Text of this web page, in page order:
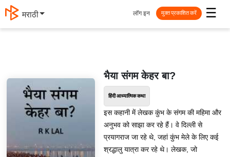
मराठी ☰
लॉग इन मुक्त प्रकाशित करें
भैया संगम केहर बा?
हिंदी आध्यात्मिक कथा
इस कहानी में लेखक कुंभ के संगम की महिमा और
अनुभव को साझा कर रहे हैं। वे दिल्ली से
प्रयागराज जा रहे थे, जहां कुंभ मेले के लिए कई
श्रद्धालु यात्रा कर रहे थे। लेखक, जो